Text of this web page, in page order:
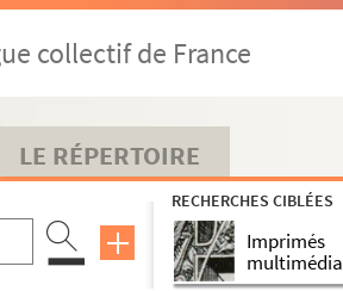
collectif de France
LE RÉPERTOIRE
RECHERCHES CIBLÉES
Imprimés
multimédia